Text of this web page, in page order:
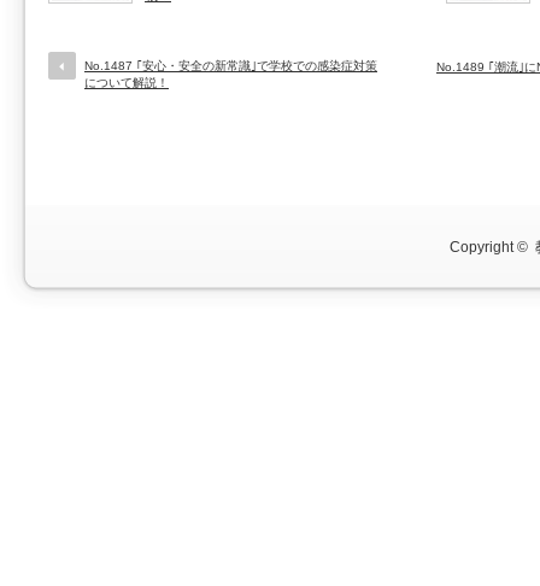
No.1487 ｢安心・安全の新常識｣で学校での感染症対策
について解説！
No.1489 ｢潮流｣
Copyright ©